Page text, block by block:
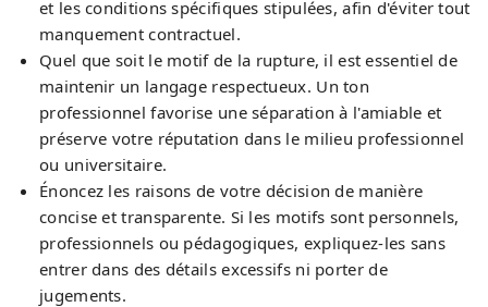
et les conditions spécifiques stipulées, afin d'éviter tout
manquement contractuel.
Quel que soit le motif de la rupture, il est essentiel de
maintenir un langage respectueux. Un ton
professionnel favorise une séparation à l'amiable et
préserve votre réputation dans le milieu professionnel
ou universitaire.
Énoncez les raisons de votre décision de manière
concise et transparente. Si les motifs sont personnels,
professionnels ou pédagogiques, expliquez-les sans
entrer dans des détails excessifs ni porter de
jugements.